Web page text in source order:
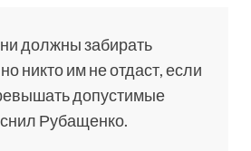
должны забирать
никто им не отдаст, если
допустимые
Рубащенко.